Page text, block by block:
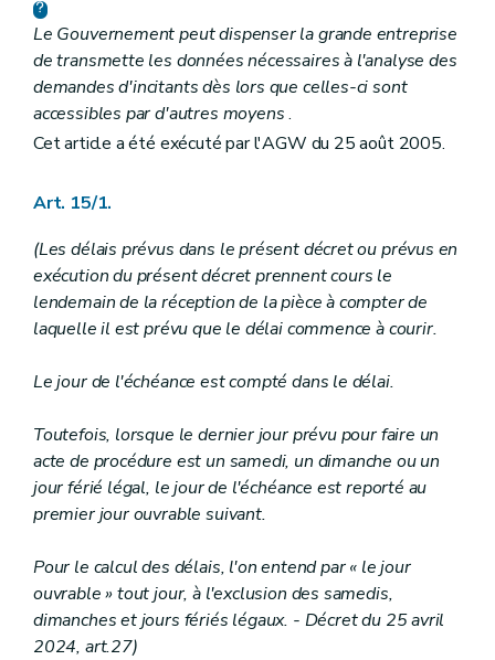
Le Gouvernement peut dispenser la grande entreprise
de transmette les données nécessaires à l'analyse des
demandes d'incitants dès lors que celles-ci sont
accessibles par d'autres moyens.
Cet article a été exécuté par l'AGW du 25 août 2005.
Art. 15/1.
(Les délais prévus dans le présent décret ou prévus en
exécution du présent décret prennent cours le
lendemain de la réception de la pièce à compter de
laquelle il est prévu que le délai commence à courir.
Le jour de l'échéance est compté dans le délai.
Toutefois, lorsque le dernier jour prévu pour faire un
acte de procédure est un samedi, un dimanche ou un
jour férié légal, le jour de l'échéance est reporté au
premier jour ouvrable suivant.
Pour le calcul des délais, l'on entend par « le jour
ouvrable » tout jour, à l'exclusion des samedis,
dimanches et jours fériés légaux. - Décret du 25 avril
2024, art.27)